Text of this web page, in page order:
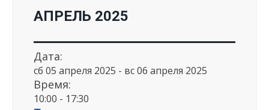
АПРЕЛЬ 2025
Дата:
сб 05 апреля 2025 - вс 06 апреля 2025
Время:
10:00 - 17:30